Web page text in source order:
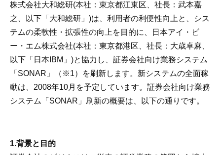
株式会社大和総研(本社：東京都江東区、社長：武本嘉
之、以下「大和総研」)は、利用者の利便性向上と、シス
テムの柔軟性・拡張性の向上を目的に、日本アイ・ビ
ー・エム株式会社(本社：東京都港区、社長：大歳卓麻、
以下「日本IBM」)と協力し、証券会社向け業務システム
「SONAR」（※1）を刷新します。新システムの全面稼
動は、2008年10月を予定しています。証券会社向け業務
システム「SONAR」刷新の概要は、以下の通りです。
1.背景と目的